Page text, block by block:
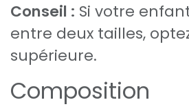
Conseil : Si votre
entre deux tailles,
supérieure.
Composition